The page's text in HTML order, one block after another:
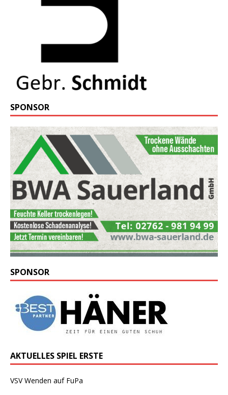
SPONSOR
SPONSOR
AKTUELLES SPIEL ERSTE
VSV Wenden auf FuPa